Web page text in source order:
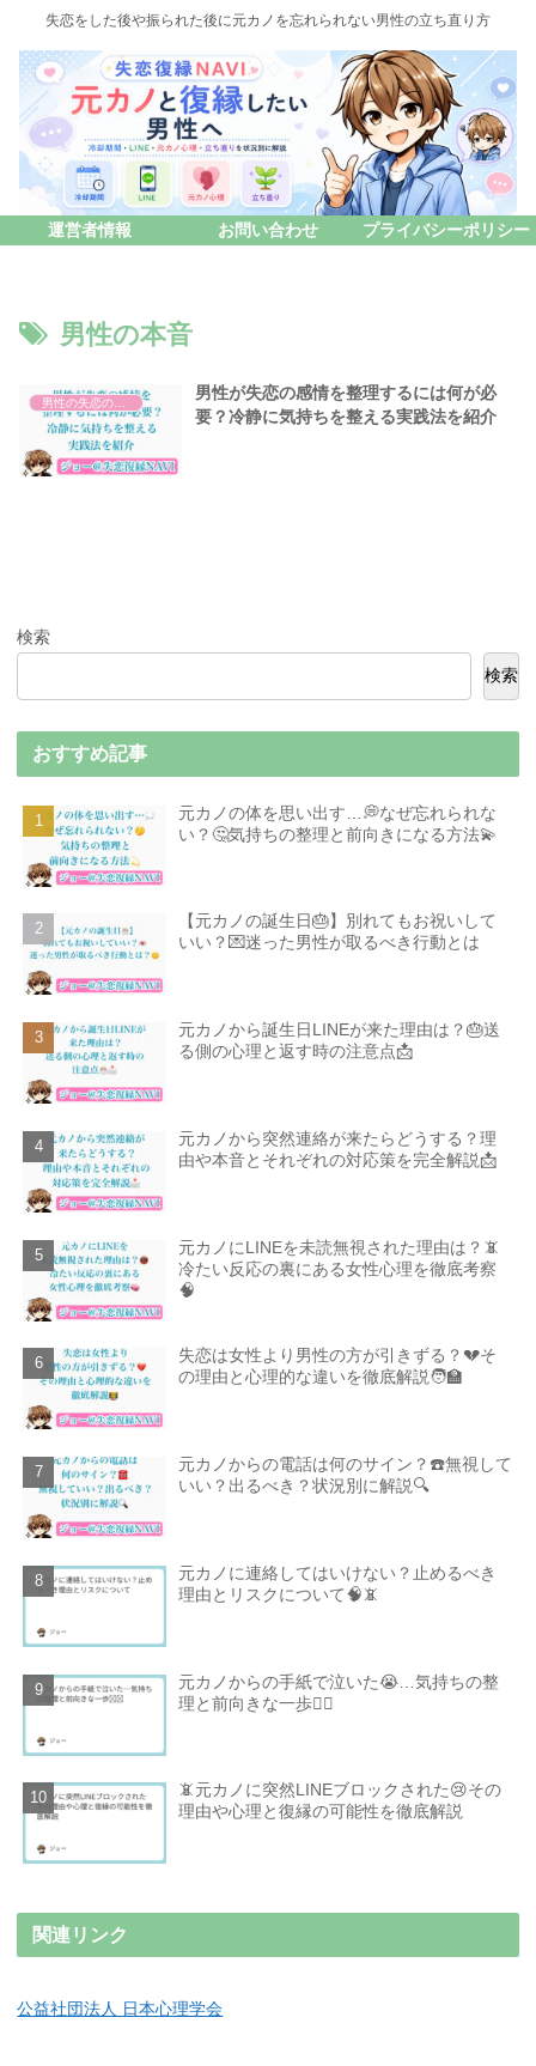
失恋をした後や振られた後に元カノを忘れられない男性の立ち直り方
運営者情報 お問い合わせ プライバシーポリシー
男性の本音
男性の失恋の基本
男性が失恋の感情を整理するには何が必
要？冷静に気持ちを整える実践法を紹介
検索
検索
おすすめ記事
元カノの体を思い出す…💭なぜ忘れられな
い？🤔気持ちの整理と前向きになる方法💫
【元カノの誕生日🎂】別れてもお祝いして
いい？💌迷った男性が取るべき行動とは
元カノから誕生日LINEが来た理由は？🎂送
る側の心理と返す時の注意点📩
元カノから突然連絡が来たらどうする？理
由や本音とそれぞれの対応策を完全解説📩
元カノにLINEを未読無視された理由は？📵
冷たい反応の裏にある女性心理を徹底考察
🧠
失恋は女性より男性の方が引きずる？💔そ
の理由と心理的な違いを徹底解説🧑‍🏫
元カノからの電話は何のサイン？☎️無視して
いい？出るべき？状況別に解説🔍
元カノに連絡してはいけない？止めるべき
理由とリスクについて🧠📵
元カノからの手紙で泣いた😭…気持ちの整
理と前向きな一歩🚶‍♂️
📵元カノに突然LINEブロックされた😢その
理由や心理と復縁の可能性を徹底解説
関連リンク
公益社団法人 日本心理学会